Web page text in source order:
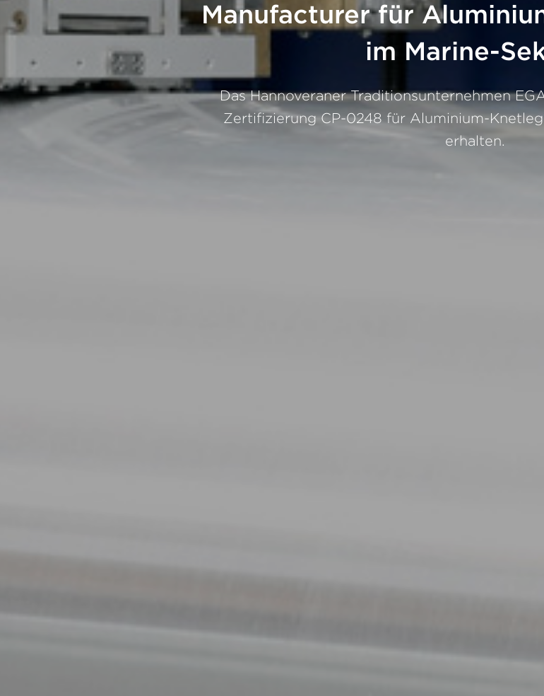
Manufacturer für
im Marine-
Das Hannoveraner Traditionsunternehmen
Zertifizierung CP-0248 für Aluminium-
erhalten.